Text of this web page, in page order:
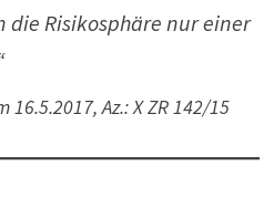
die Risi­ko­sphäre nur einer
16.5.2017, Az.: X ZR 142/15